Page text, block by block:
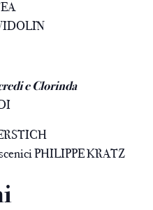
e Clorinda
PHILIPPE KRATZ